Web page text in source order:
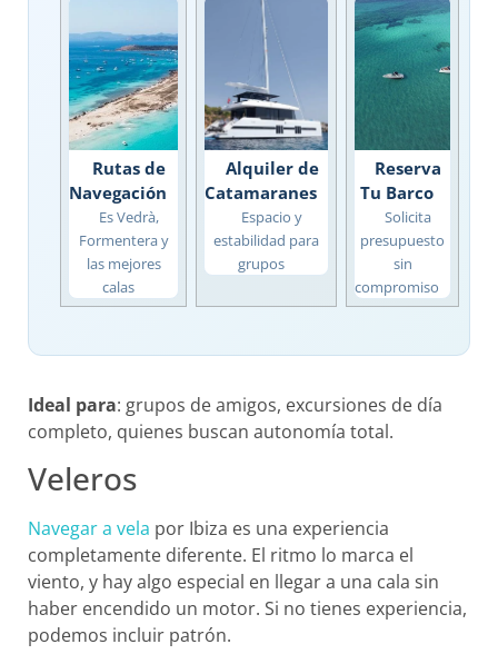
Rutas de
Navegación
Es Vedrà,
Formentera y
las mejores
calas
Alquiler de
Catamaranes
Espacio y
estabilidad para
grupos
Reserva
Tu Barco
Solicita
presupuesto
sin
compromiso
Ideal para: grupos de amigos, excursiones de día
completo, quienes buscan autonomía total.
Veleros
Navegar a vela por Ibiza es una experiencia
completamente diferente. El ritmo lo marca el
viento, y hay algo especial en llegar a una cala sin
haber encendido un motor. Si no tienes experiencia,
podemos incluir patrón.